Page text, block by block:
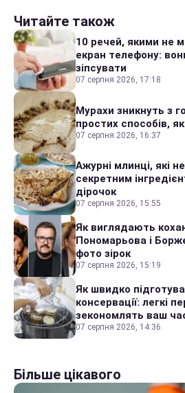
Читайте також
10 речей, якими не
екран телефону:
зіпсувати
07 серпня 2026, 17:18
Мурахи зникнуть з
простих способів,
07 серпня 2026, 16:37
Ажурні млинці, які
секретним
дірочок
07 серпня 2026, 15:55
Як виглядають
Пономарьова і
фото зірок
07 серпня 2026, 15:19
Як швидко
консервації: легкі
зекономлять ваш
07 серпня 2026, 14:36
Більше цікавого